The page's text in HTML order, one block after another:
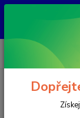
KAŽDÝ KUS JE
ručně nad
+420 777 083 918
Po-Pá, 8.00 - 20.00